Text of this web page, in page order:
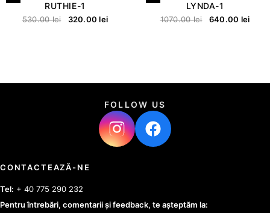
RUTHIE-1
530.00lei 320.00lei
LYNDA-1
1070.00lei 640.00 lei
FOLLOW US
CONTACTEAZĂ-NE
Tel: + 40 775 290 232
Pentru întrebări, comentarii și feedback, te așteptăm la: